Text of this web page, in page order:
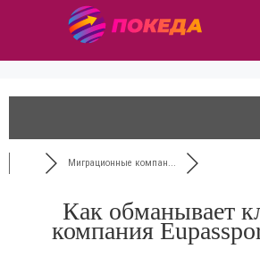
Миграционные компан...
Как обманывает
компания